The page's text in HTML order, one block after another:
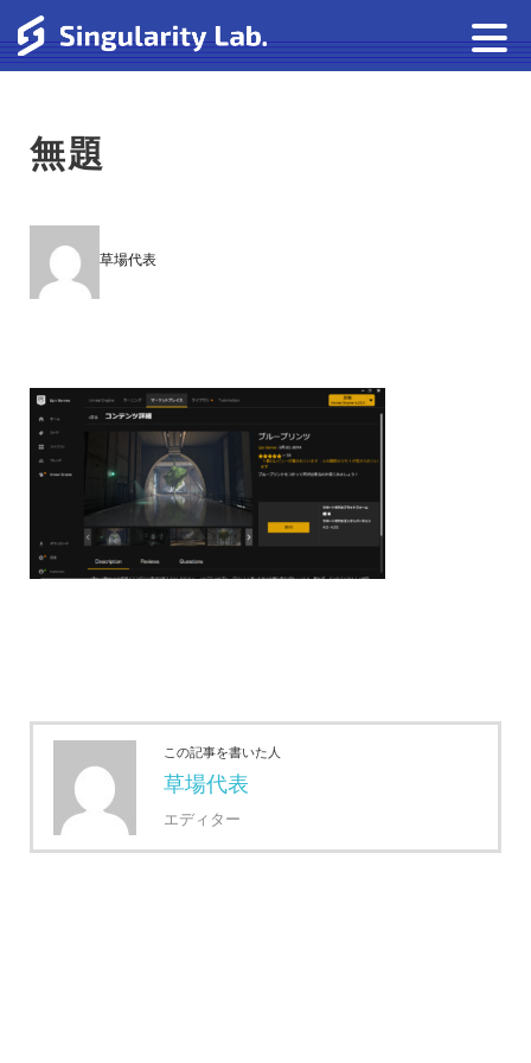
無題
草場代表
この記事を書いた人
草場代表
エディター